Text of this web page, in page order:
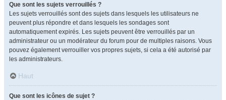
Que sont les sujets verrouillés ?
Les sujets verrouillés sont des sujets dans lesquels les utilisateurs ne
peuvent plus répondre et dans lesquels les sondages sont
automatiquement expirés. Les sujets peuvent être verrouillés par un
administrateur ou un modérateur du forum pour de multiples raisons. Vous
pouvez également verrouiller vos propres sujets, si cela a été autorisé par
les administrateurs.
Haut
Que sont les icônes de sujet ?